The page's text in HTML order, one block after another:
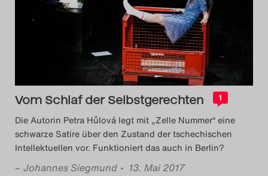
Das Theatertreffen-Blog
2014
Das Theatertreffen-Blog
2015
Das Theatertreffen-Blog
2016
Vom Schlaf der Selbstgerechten 1
Die Autorin Petra Hůlová legt mit „Zelle Nummer“ eine
schwarze Satire über den Zustand der tschechischen
Intellektuellen vor. Funktioniert das auch in Berlin?
– Johannes Siegmund • 13. Mai 2017